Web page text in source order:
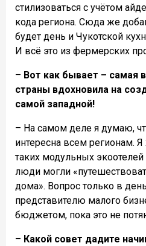
стилизоваться с учëтом
кода региона. Сюда же
будет день и Чукотской
И всë это из фермерских
– Вот как бывает – самая
страны вдохновила на
самой западной!
– На самом деле я думаю,
интересна всем регионам. Я
таких модульных
люди могли
дома». Вопрос только в
представителю малого
бюджетом, пока это не
– Какой совет дадите